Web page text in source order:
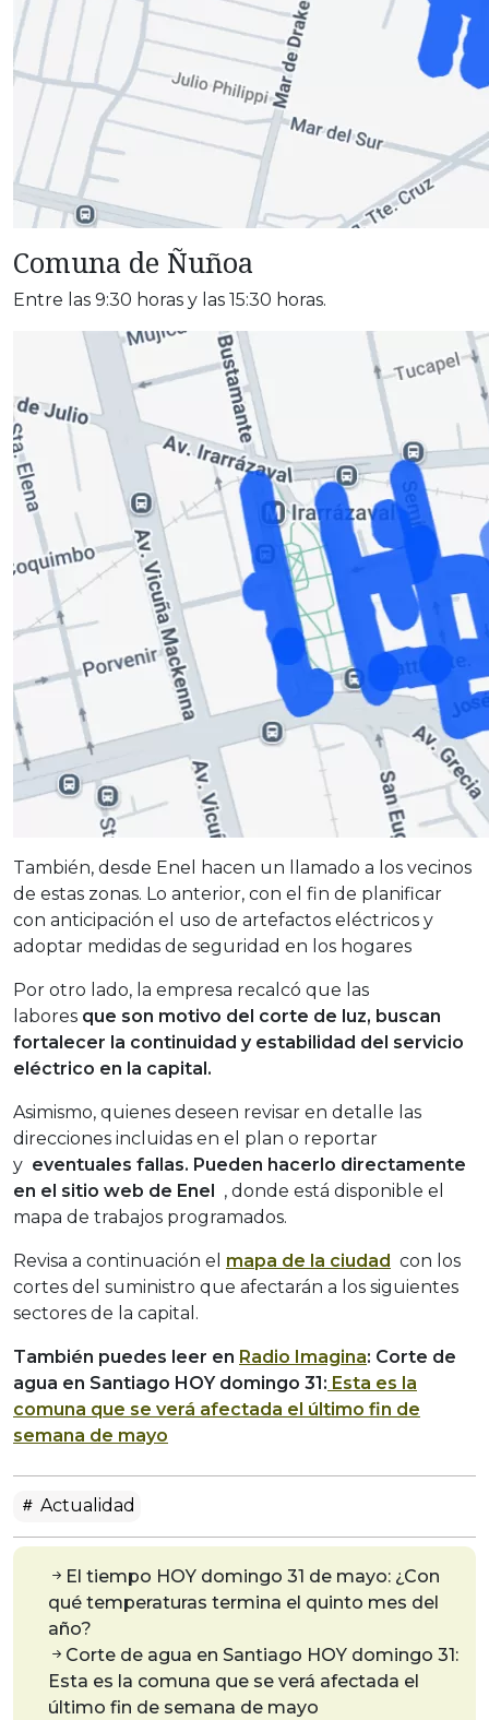
Comuna de Ñuñoa
Entre las 9:30 horas y las 15:30 horas.
También, desde Enel hacen un llamado a los vecinos
de estas zonas. Lo anterior, con el fin de planificar
con anticipación el uso de artefactos eléctricos y
adoptar medidas de seguridad en los hogares
Por otro lado, la empresa recalcó que las
labores que son motivo del corte de luz, buscan
fortalecer la continuidad y estabilidad del servicio
eléctrico en la capital.
Asimismo, quienes deseen revisar en detalle las
direcciones incluidas en el plan o reportar
y eventuales fallas. Pueden hacerlo directamente
en el sitio web de Enel
, donde está disponible el
mapa de trabajos programados.
Revisa a continuación el mapa de la ciudad con los
cortes del suministro que afectarán a los siguientes
sectores de la capital.
También puedes leer en Radio Imagina: Corte de
agua en Santiago HOY domingo 31: Esta es la
comuna que se verá afectada el último fin de
semana de mayo
Actualidad
El tiempo HOY domingo 31 de mayo: ¿Con
qué temperaturas termina el quinto mes del
año?
Corte de agua en Santiago HOY domingo 31:
Esta es la comuna que se verá afectada el
último fin de semana de mayo